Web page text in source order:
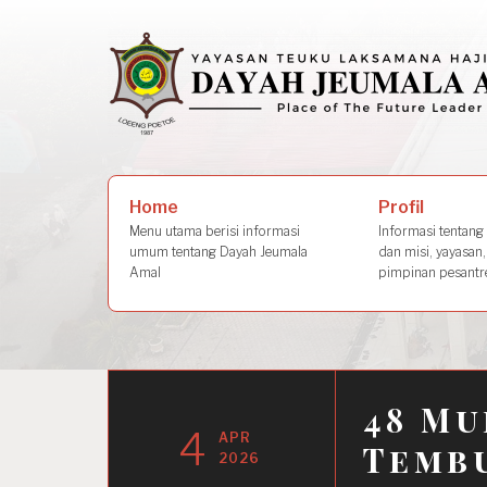
Home
Menu utama berisi informasi
umum tentang Dayah Jeumala
Amal
Profil
Informasi tentang
dan misi,
pimpinan
48
4
APR
2026